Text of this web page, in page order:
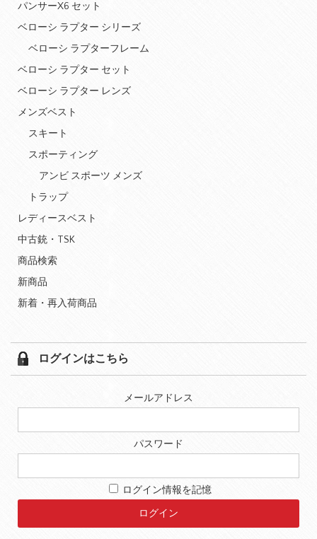
パンサーX6 セット
ベローシ ラプター シリーズ
ベローシ ラプターフレーム
ベローシ ラプター セット
ベローシ ラプター レンズ
メンズベスト
スキート
スポーティング
アンビ スポーツ メンズ
トラップ
レディースベスト
中古銃・TSK
商品検索
新商品
新着・再入荷商品
ログインはこちら
メールアドレス
パスワード
ログイン情報を記憶